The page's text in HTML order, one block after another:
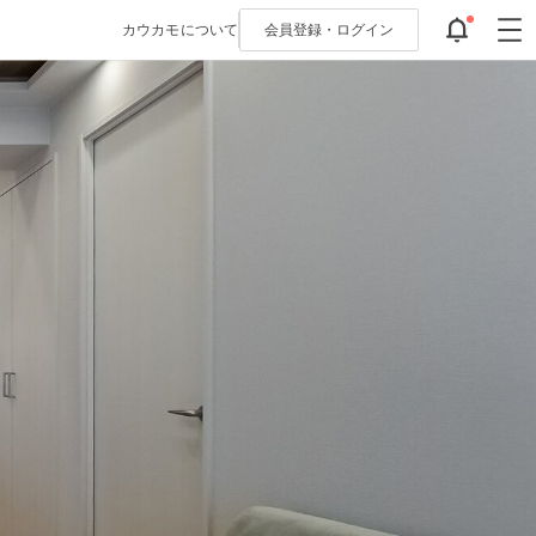
カウカモについて 会員登録・ ログイン